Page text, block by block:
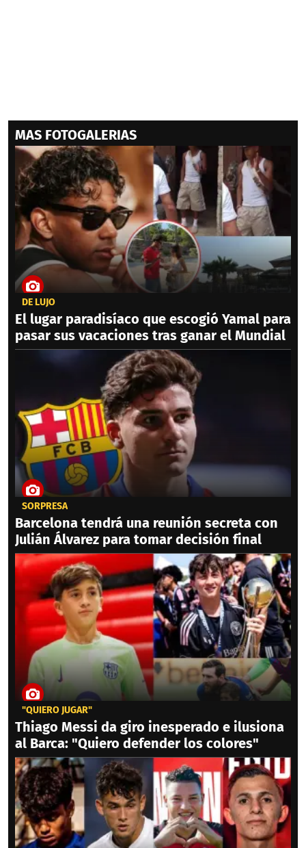
MAS FOTOGALERIAS
DE LUJO
El lugar paradisíaco que escogió Yamal para
pasar sus vacaciones tras ganar el Mundial
SORPRESA
Barcelona tendrá una reunión secreta con
Julián Álvarez para tomar decisión final
"QUIERO JUGAR"
Thiago Messi da giro inesperado e ilusiona
al Barca: "Quiero defender los colores"